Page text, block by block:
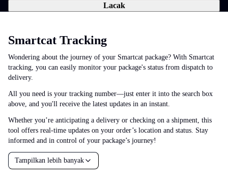
Lacak
Smartcat Tracking
Wondering about the journey of your Smartcat package? With Smartcat
tracking, you can easily monitor your package's status from dispatch to
delivery.
All you need is your tracking number—just enter it into the search box
above, and you'll receive the latest updates in an instant.
Whether you’re anticipating a delivery or checking on a shipment, this
tool offers real-time updates on your order’s location and status. Stay
informed and in control of your package’s journey!
Tampilkan lebih banyak